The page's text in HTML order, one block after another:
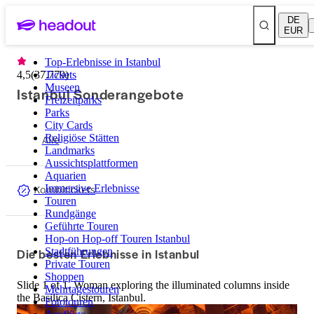
DE
EUR
Top-Erlebnisse in Istanbul
Tickets
Museen
Freizeitparks
Parks
City Cards
Religiöse Stätten
Landmarks
Aussichtsplattformen
Aquarien
Immersive Erlebnisse
Touren
Rundgänge
Geführte Touren
Hop-on Hop-off Touren Istanbul
Stadtführungen
Private Touren
Shoppen
Mehrtagestouren
Fototouren
4,5(37.779)
Istanbul Sonderangebote
Alle
Kombitickets
Die besten Erlebnisse in Istanbul
Slide 1 of 1, Woman exploring the illuminated columns inside
the Basilica Cistern, Istanbul.